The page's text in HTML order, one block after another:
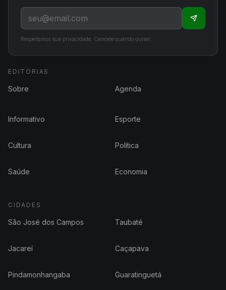
Respeitamos sua privacidade. Cancele quando quiser.
EDITORIAS
Sobre Agenda
Informativo Esporte
Cultura Política
Saúde Economia
CIDADES
São José dos Campos Taubaté
Jacareí Caçapava
Pindamonhangaba Guaratinguetá